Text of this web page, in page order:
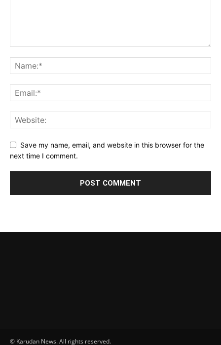
Save my name, email, and website in this browser for the
next time I comment.
© Karudan News. All rights reserved.